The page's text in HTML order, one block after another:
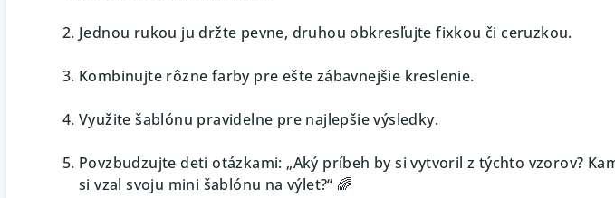
Jednou rukou ju držte pevne, druhou obkresľujte fixkou či ceruzkou.
Kombinujte rôzne farby pre ešte zábavnejšie kreslenie.
Využite šablónu pravidelne pre najlepšie výsledky.
Povzbudzujte deti otázkami: „Aký príbeh by si vytvoril z týchto vzorov?
si vzal svoju mini šablónu na výlet?“ 🌈